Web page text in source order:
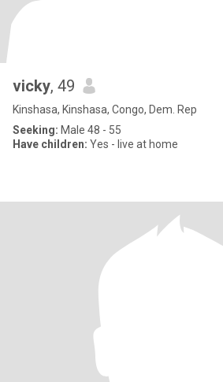
vicky, 49
Kinshasa, Kinshasa, Congo, Dem. Rep
Seeking: Male 48 - 55
Have children: Yes - live at home